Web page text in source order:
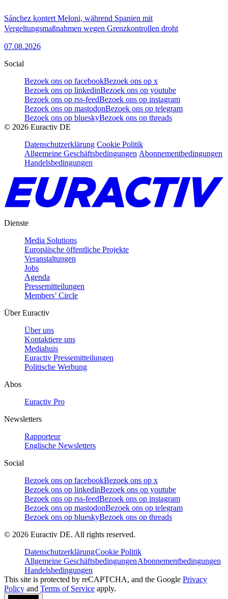
Sánchez kontert Meloni, während Spanien mit
Vergeltungsmaßnahmen wegen Grenzkontrollen droht
07.08.2026
Social
Bezoek ons op facebookBezoek ons op x
Bezoek ons op linkedinBezoek ons op youtube
Bezoek ons op rss-feedBezoek ons op instagram
Bezoek ons op mastodonBezoek ons op telegram
Bezoek ons op blueskyBezoek ons op threads
© 2026 Euractiv DE
Datenschutzerklärung Cookie Politik
Allgemeine Geschäftsbedingungen Abonnementbedingungen
Handelsbedingungen
Dienste
Media Solutions
Europäische öffentliche Projekte
Veranstaltungen
Jobs
Agenda
Pressemitteilungen
Members’ Circle
Über Euractiv
Über uns
Kontaktiere uns
Mediahuis
Euractiv Pressemitteilungen
Politische Werbung
Abos
Euractiv Pro
Newsletters
Rapporteur
Englische Newsletters
Social
Bezoek ons op facebookBezoek ons op x
Bezoek ons op linkedinBezoek ons op youtube
Bezoek ons op rss-feedBezoek ons op instagram
Bezoek ons op mastodonBezoek ons op telegram
Bezoek ons op blueskyBezoek ons op threads
© 2026 Euractiv DE. All rights reserved.
DatenschutzerklärungCookie Politik
Allgemeine GeschäftsbedingungenAbonnementbedingungen
Handelsbedingungen
This site is protected by reCAPTCHA, and the Google Privacy
Policy and Terms of Service apply.